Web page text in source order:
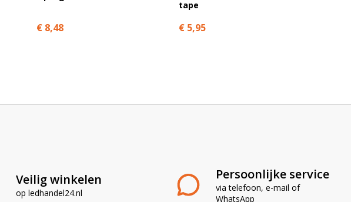
€ 8,48
tape
€ 5,95
Veilig winkelen
op ledhandel24.nl
Persoonlijke service
via telefoon, e-mail of
WhatsApp